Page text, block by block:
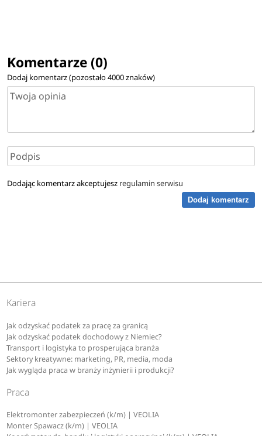
Komentarze (0)
Dodaj komentarz (pozostało4000znaków)
Dodając komentarz akceptujesz regulamin serwisu
Dodaj komentarz
Kariera
Jak odzyskać podatek za pracę za granicą
Jak odzyskać podatek dochodowy z Niemiec?
Transport i logistyka to prosperująca branża
Sektory kreatywne: marketing, PR, media, moda
Jak wygląda praca w branży inżynierii i produkcji?
Praca
Elektromonter zabezpieczeń (k/m) | VEOLIA
Monter Spawacz (k/m) | VEOLIA